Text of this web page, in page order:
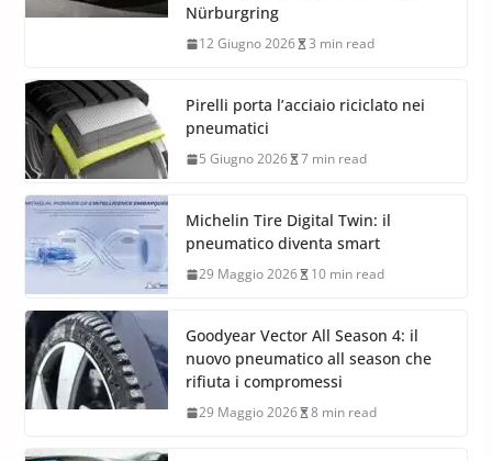
Nürburgring
12 Giugno 2026 3 min read
Pirelli porta l’acciaio riciclato nei
pneumatici
5 Giugno 2026 7 min read
Michelin Tire Digital Twin: il
pneumatico diventa smart
29 Maggio 2026 10 min read
Goodyear Vector All Season 4: il
nuovo pneumatico all season che
rifiuta i compromessi
29 Maggio 2026 8 min read